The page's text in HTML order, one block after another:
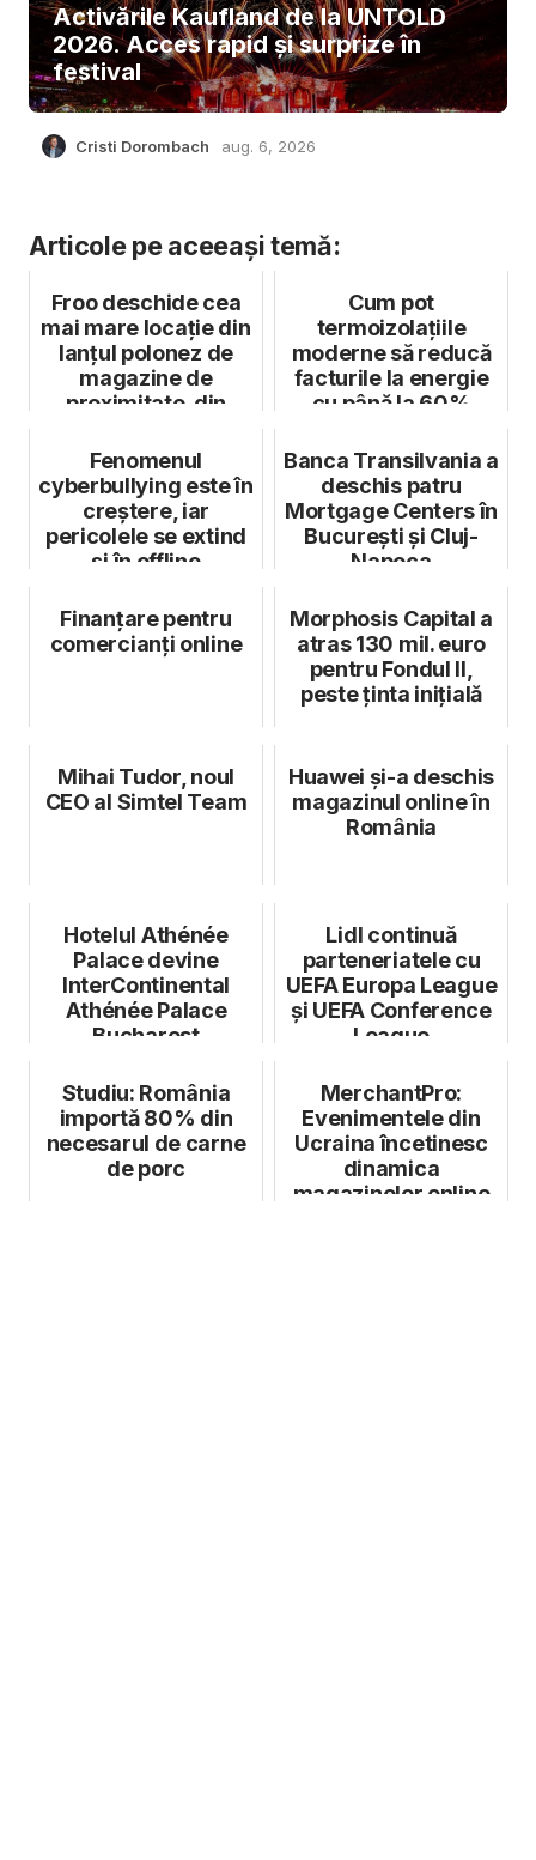
Activările Kaufland de la UNTOLD
2026. Acces rapid și surprize în
festival
Cristi Dorombach aug. 6, 2026
Articole pe aceeași temă:
Froo deschide cea
mai mare locație din
lanțul polonez de
magazine de
proximitate din
Cum pot
termoizolațiile
moderne să reducă
facturile la energie
cu până la 60%
Fenomenul
cyberbullying este în
creştere, iar
pericolele se extind
şi în offline
Banca Transilvania a
deschis patru
Mortgage Centers în
București și Cluj-
Napoca
Finanțare pentru
comercianți online
Morphosis Capital a
atras 130 mil. euro
pentru Fondul II,
peste ținta inițială
Mihai Tudor, noul
CEO al Simtel Team
Huawei și-a deschis
magazinul online în
România
Hotelul Athénée
Palace devine
InterContinental
Athénée Palace
Bucharest
Lidl continuă
parteneriatele cu
UEFA Europa League
și UEFA Conference
League
Studiu: România
importă 80% din
necesarul de carne
de porc
MerchantPro:
Evenimentele din
Ucraina încetinesc
dinamica
magazinelor online